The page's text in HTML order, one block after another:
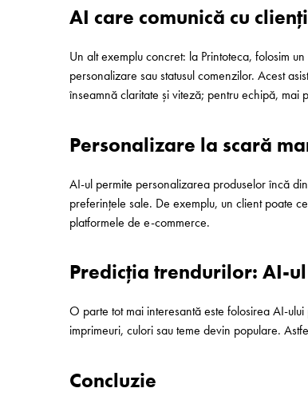
AI care comunică cu
Un alt exemplu concret: la Printoteca, folosim
personalizare sau statusul comenzilor. Acest
înseamnă claritate și viteză; pentru echipă, mai
Personalizare la scară
AI-ul permite personalizarea produselor încă
preferințele sale. De exemplu, un client poate
platformele de e-commerce.
Predicția trendurilor: AI-
O parte tot mai interesantă este folosirea AI-
imprimeuri, culori sau teme devin populare.
Concluzie